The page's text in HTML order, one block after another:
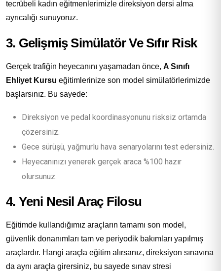
tecrübeli kadın eğitmenlerimizle direksiyon dersi alma
ayrıcalığı sunuyoruz.
3. Gelişmiş Simülatör Ve Sıfır Risk
Gerçek trafiğin heyecanını yaşamadan önce, A Sınıfı
Ehliyet Kursu eğitimlerinize son model simülatörlerimizde
başlarsınız. Bu sayede:
Direksiyon ve pedal koordinasyonunu risksiz ortamda
çözersiniz.
Gece sürüşü, yağmurlu hava senaryolarını test edersiniz.
Heyecanınızı yenerek gerçek araca %100 hazır
olursunuz.
4. Yeni Nesil Araç Filosu
Eğitimde kullandığımız araçların tamamı son model,
güvenlik donanımları tam ve periyodik bakımları yapılmış
araçlardır. Hangi araçla eğitim alırsanız, direksiyon sınavına
da aynı araçla girersiniz, bu sayede sınav stresi